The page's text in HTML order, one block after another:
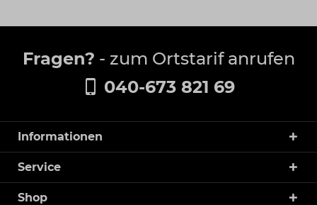
Fragen? - zum Ortstarif anrufen
040-673 821 69
Informationen
Service
Shop